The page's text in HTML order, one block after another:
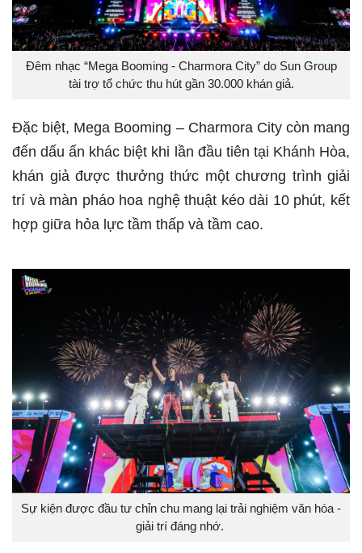
Đêm nhạc “Mega Booming - Charmora City” do Sun Group
tài trợ tổ chức thu hút gần 30.000 khán giả.
Đặc biệt, Mega Booming – Charmora City còn mang
đến dấu ấn khác biệt khi lần đầu tiên tại Khánh Hòa,
khán giả được thưởng thức một chương trình giải
trí và màn pháo hoa nghệ thuật kéo dài 10 phút, kết
hợp giữa hỏa lực tầm thấp và tầm cao.
Sự kiện được đầu tư chỉn chu mang lại trải nghiệm văn hóa -
giải trí đáng nhớ.